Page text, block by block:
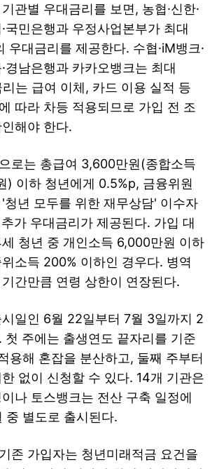
관별 우대금리를 보면, 농협·신한·
·국민은행과 우정사업본부가 최대
우대금리를 제공한다. 수협·iM뱅크·
·경남은행과 카카오뱅크는 최대
는 급여 이체, 카드 이용 실적 등
따라 차등 적용되므로 가입 전 조
해야 한다.
로는 총급여 3,600만원(종합소득
) 이하 청년에게 0.5%p, 금융위원
청년 모두를 위한 재무상담' 이수자
가 우대금리가 제공된다. 가입 대
청년 중 개인소득 6,000만원 이하
소득 200% 이하인 경우다. 병역
간만큼 연령 상한이 연장된다.
일인 6월 22일부터 7월 3일까지 2
첫 주에는 출생연도 끝자리를 기준
용해 혼잡을 분산하고, 둘째 주부터
없이 신청할 수 있다. 14개 기관은
나 토스뱅크는 전산 구축 일정에
중 별도로 출시된다.
존 가입자는 청년미래적금 요건을